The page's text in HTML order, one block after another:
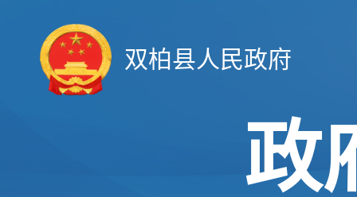
双柏县人民政府
政